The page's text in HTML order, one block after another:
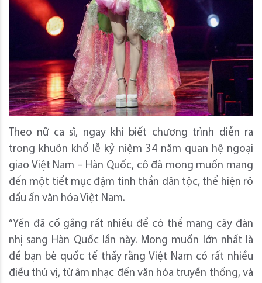
Theo nữ ca sĩ, ngay khi biết chương trình diễn ra
trong khuôn khổ lễ kỷ niệm 34 năm quan hệ ngoại
giao Việt Nam – Hàn Quốc, cô đã mong muốn mang
đến một tiết mục đậm tinh thần dân tộc, thể hiện rõ
dấu ấn văn hóa Việt Nam.
“Yến đã cố gắng rất nhiều để có thể mang cây đàn
nhị sang Hàn Quốc lần này. Mong muốn lớn nhất là
để bạn bè quốc tế thấy rằng Việt Nam có rất nhiều
điều thú vị, từ âm nhạc đến văn hóa truyền thống, và